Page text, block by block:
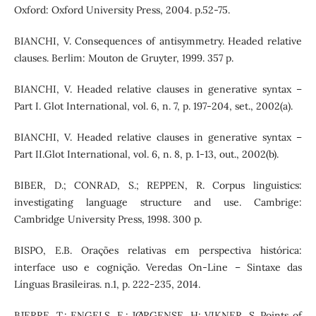
Oxford: Oxford University Press, 2004. p.52-75.
BIANCHI, V. Consequences of antisymmetry. Headed relative
clauses. Berlim: Mouton de Gruyter, 1999. 357 p.
BIANCHI, V. Headed relative clauses in generative syntax –
Part I. Glot International, vol. 6, n. 7, p. 197-204, set., 2002(a).
BIANCHI, V. Headed relative clauses in generative syntax –
Part II.Glot International, vol. 6, n. 8, p. 1-13, out., 2002(b).
BIBER, D.; CONRAD, S.; REPPEN, R. Corpus linguistics:
investigating language structure and use. Cambrige:
Cambridge University Press, 1998. 300 p.
BISPO, E.B. Orações relativas em perspectiva histórica:
interface uso e cognição. Veredas On-Line – Sintaxe das
Línguas Brasileiras. n.1, p. 222-235, 2014.